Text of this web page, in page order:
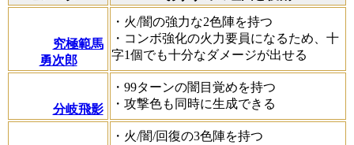
究極範馬
勇次郎
・火/闇の強力な2色陣を持つ
・コンボ強化の火力要員になるため、十
字1個でも十分なダメージが出せる
分岐飛影
・99ターンの闇目覚めを持つ
・攻撃色も同時に生成できる
・火/闇/回復の3色陣を持つ